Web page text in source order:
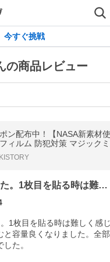
すぐ挑戦
の商品レビュー
ン配布中！【NASA新素材
ィルム 防犯対策 マジックミ
光シート 断熱 90×200cm 遮
がせる UVカット 紫外線対策
2人で張りました。1枚目を貼る時は難し…
1枚目を貼る時は難しく感
と容量良くなりました。全
た。